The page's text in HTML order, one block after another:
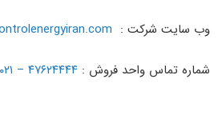
وب سایت شرکت :
شماره تماس واحد فروش : ۴۷۶۲۴۴۴۴ – ۰۲۱